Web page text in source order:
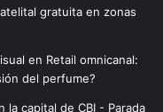
gratuita en zonas
en Retail omnicanal:
del perfume?
capital de CBI - Parada